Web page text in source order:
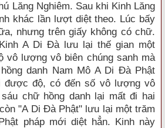
Lăng Nghiêm. Sau khi Kinh Lăng
khác lần lượt diệt theo. Lúc bấy
nhưng trên giấy không có chữ.
A Di Đà lưu lại thế gian một
vô lượng vô biên chúng sanh mà
danh Nam Mô A Di Đà Phật
được độ, có đến số vô lượng vô
chữ hồng danh lại mất đi hai
"A Di Đà Phật" lưu lại một trăm
pháp mới diệt hẳn. Kinh này